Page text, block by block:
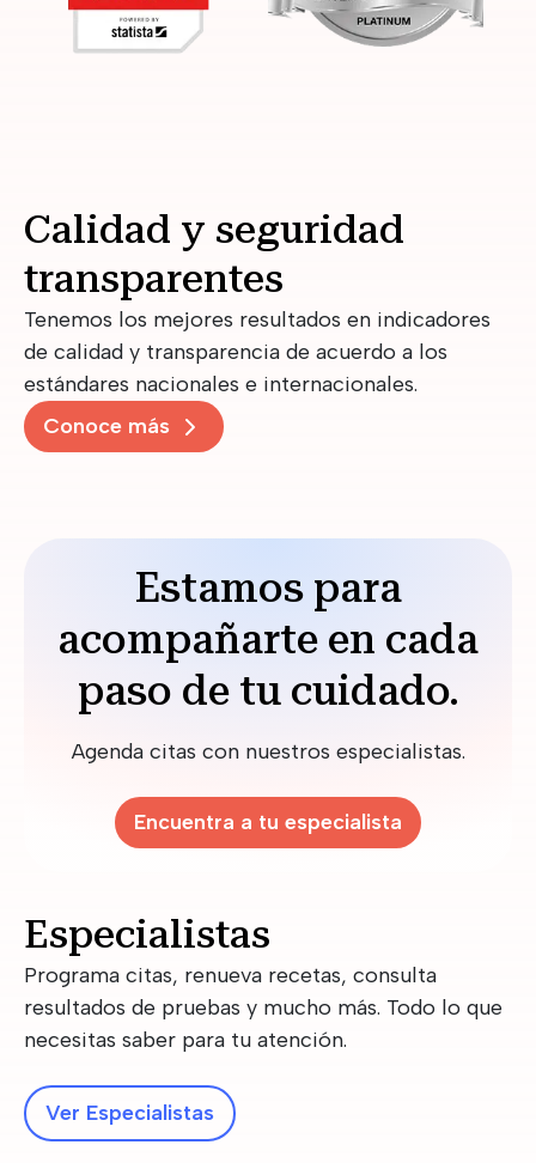
Calidad y seguridad
transparentes
Tenemos los mejores resultados en indicadores
de calidad y transparencia de acuerdo a los
estándares nacionales e internacionales.
Conoce más
Estamos para
acompañarte en cada
paso de tu cuidado.
Agenda citas con nuestros especialistas.
Encuentra a tu especialista
Especialistas
Programa citas, renueva recetas, consulta
resultados de pruebas y mucho más. Todo lo que
necesitas saber para tu atención.
Ver Especialistas